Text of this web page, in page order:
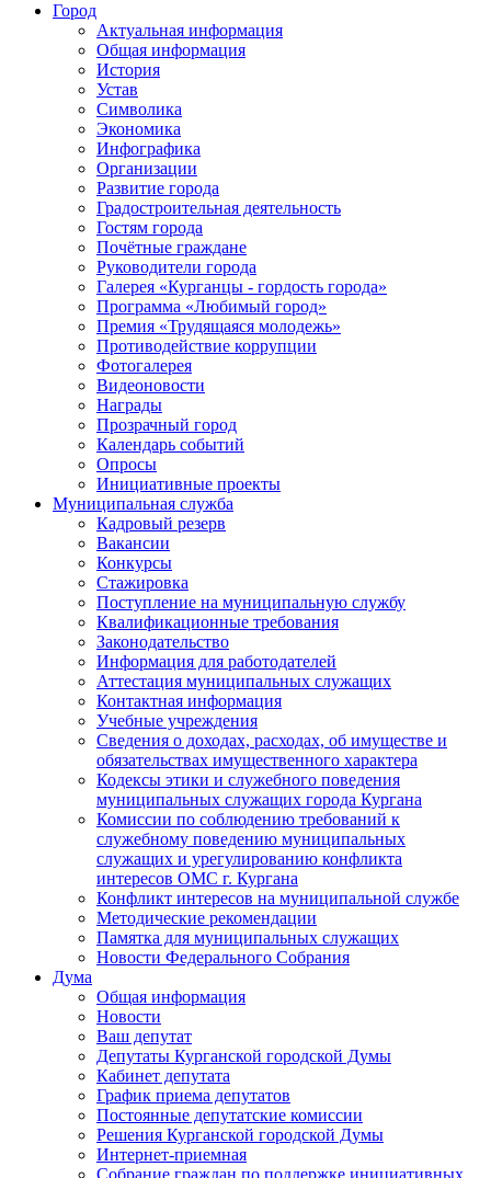
Город
Актуальная информация
Общая информация
История
Устав
Символика
Экономика
Инфографика
Организации
Развитие города
Градостроительная деятельность
Гостям города
Почётные граждане
Руководители города
Галерея «Курганцы - гордость города»
Программа «Любимый город»
Премия «Трудящаяся молодежь»
Противодействие коррупции
Фотогалерея
Видеоновости
Награды
Прозрачный город
Календарь событий
Опросы
Инициативные проекты
Муниципальная служба
Кадровый резерв
Вакансии
Конкурсы
Стажировка
Поступление на муниципальную службу
Квалификационные требования
Законодательство
Информация для работодателей
Аттестация муниципальных служащих
Контактная информация
Учебные учреждения
Сведения о доходах, расходах, об имуществе и
обязательствах имущественного характера
Кодексы этики и служебного поведения
муниципальных служащих города Кургана
Комиссии по соблюдению требований к
служебному поведению муниципальных
служащих и урегулированию конфликта
интересов ОМС г. Кургана
Конфликт интересов на муниципальной службе
Методические рекомендации
Памятка для муниципальных служащих
Новости Федерального Cобрания
Дума
Общая информация
Новости
Ваш депутат
Депутаты Курганской городской Думы
Кабинет депутата
График приема депутатов
Постоянные депутатские комиссии
Решения Курганской городской Думы
Интернет-приемная
Собрание граждан по поддержке инициативных